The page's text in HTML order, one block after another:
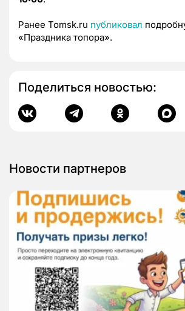
Ранее Tomsk.ru публиковал
«Праздника топора».
Поделиться новостью:
Новости партнеров